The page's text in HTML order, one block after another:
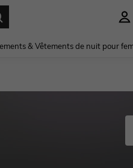
& Vêtements de nuit pour